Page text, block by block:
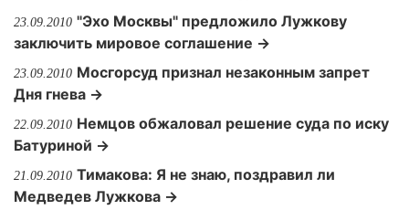
23.09.2010 "Эхо Москвы" предложило Лужкову
заключить мировое соглашение →
23.09.2010 Мосгорсуд признал незаконным запрет
Дня гнева →
22.09.2010 Немцов обжаловал решение суда по иску
Батуриной →
21.09.2010 Тимакова: Я не знаю, поздравил ли
Медведев Лужкова →